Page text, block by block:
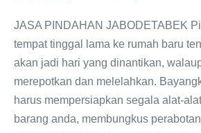
JASA PINDAHAN JABODETABEK
tempat tinggal lama ke rumah baru
akan jadi hari yang dinantikan,
merepotkan dan melelahkan.
harus mempersiapkan segala alat-
barang anda, membungkus